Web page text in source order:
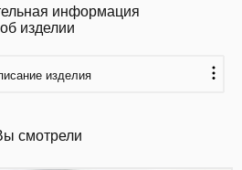
информация
об изделии
изделия
смотрели